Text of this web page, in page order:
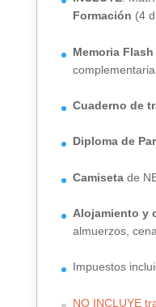
Formación (4
Memoria Flash
complementaria
Cuaderno de
Diploma de
Camisetade
Alojamiento y
almuerzos,
Impuestos
NO INCLUYE